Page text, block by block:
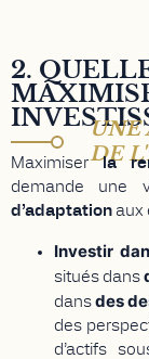
2.
UNE
DE
Maximiserla
demande une
d’adaptation aux
Investir
situés dans
dans des
des
d’actifs